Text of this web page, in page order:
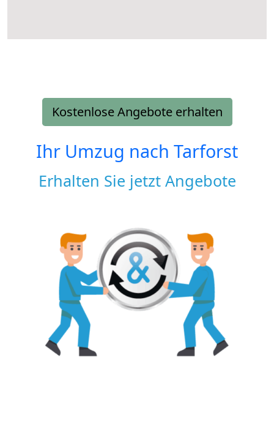
Kostenlose Angebote erhalten
Ihr Umzug nach Tarforst
Erhalten Sie jetzt Angebote